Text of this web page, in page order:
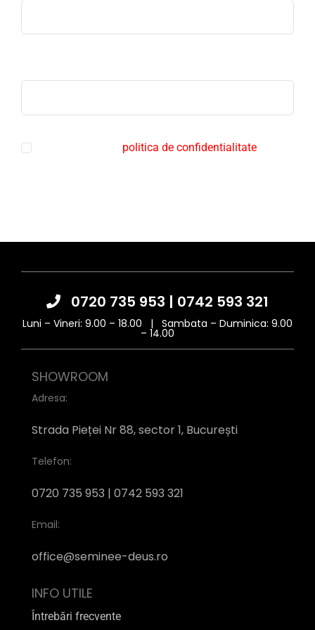
politica de confidentialitate
0720 735 953 | 0742 593 321
Luni – Vineri: 9.00 – 18.00 | Sambata – Duminica: 9.00
– 14.00
SHOWROOM
Adresa:
Strada Pieței Nr 88, sector 1, București
Telefon:
0720 735 953 | 0742 593 321
Email:
office@seminee-deus.ro
INFO UTILE
Întrebări frecvente